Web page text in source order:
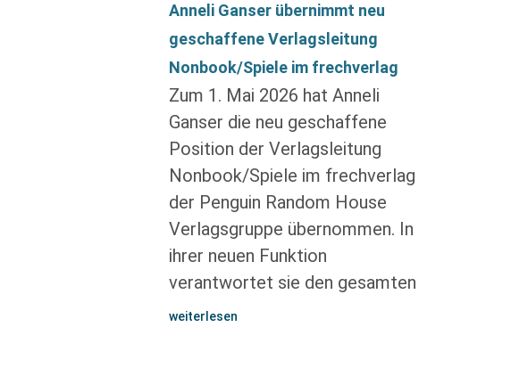
Anneli Ganser übernimmt neu
geschaffene Verlagsleitung
Nonbook/Spiele im frechverlag
Zum 1. Mai 2026 hat Anneli
Ganser die neu geschaffene
Position der Verlagsleitung
Nonbook/Spiele im frechverlag
der Penguin Random House
Verlagsgruppe übernommen. In
ihrer neuen Funktion
verantwortet sie den gesamten
weiterlesen